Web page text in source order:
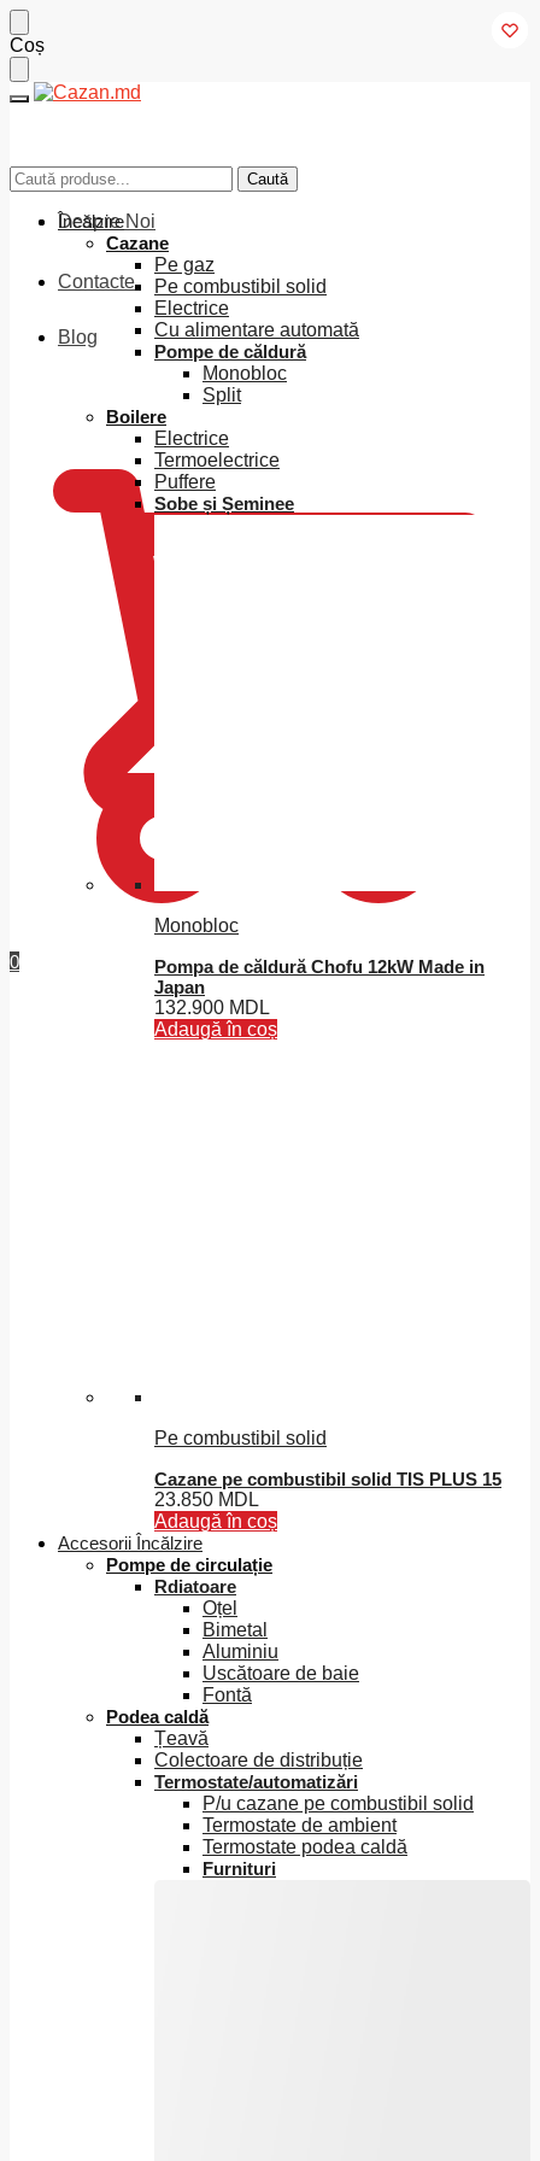
Skip
to
navigation
Skip
to
content
Coș
Caută
după:
Caută
Despre Noi
Contacte
Blog
0
Caută
după:
Caută
Încălzire
Cazane
Pe gaz
Pe combustibil solid
Electrice
Cu alimentare automată
Pompe de căldură
Monobloc
Split
Boilere
Electrice
Termoelectrice
Puffere
Sobe și Șeminee
Monobloc
Pompa de căldură Chofu 12kW Made in
Japan
132.900 MDL
Adaugă în coș
Pe combustibil solid
Cazane pe combustibil solid TIS PLUS 15
23.850 MDL
Adaugă în coș
Accesorii Încălzire
Pompe de circulație
Rdiatoare
Oțel
Bimetal
Aluminiu
Uscătoare de baie
Fontă
Podea caldă
Țeavă
Colectoare de distribuție
Termostate/automatizări
P/u cazane pe combustibil solid
Termostate de ambient
Termostate podea caldă
Furnituri